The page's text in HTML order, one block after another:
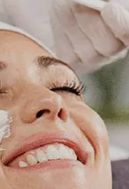
প্যাক ব্যবহার করুন।
জেল লাগান।